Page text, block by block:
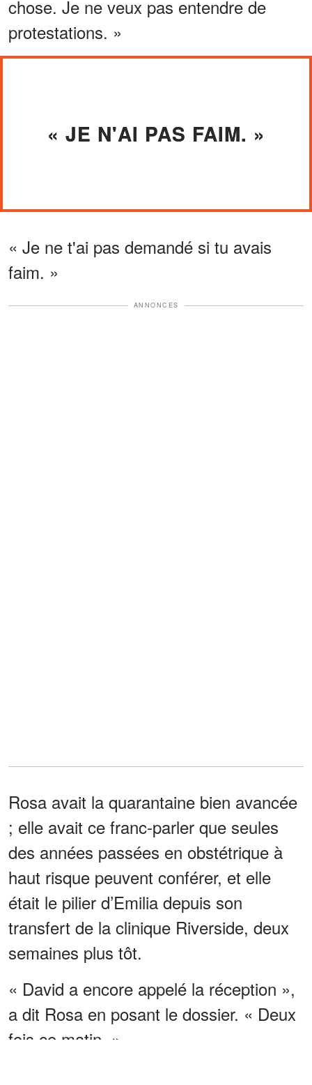
chose. Je ne veux pas entendre de
protestations. »
« JE N'AI PAS FAIM. »
« Je ne t'ai pas demandé si tu avais
faim. »
ANNONCES
Rosa avait la quarantaine bien avancée
; elle avait ce franc-parler que seules
des années passées en obstétrique à
haut risque peuvent conférer, et elle
était le pilier d’Emilia depuis son
transfert de la clinique Riverside, deux
semaines plus tôt.
« David a encore appelé la réception »,
a dit Rosa en posant le dossier. « Deux
fois ce matin. »